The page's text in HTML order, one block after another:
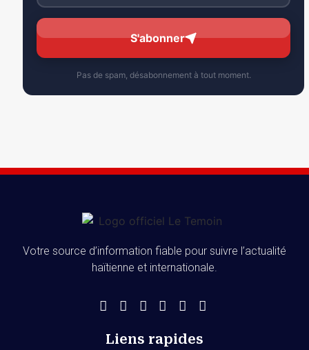
S'abonner
Pas de spam, désabonnement à tout moment.
Votre source d’information fiable pour suivre l’actualité
haïtienne et internationale.
Liens rapides